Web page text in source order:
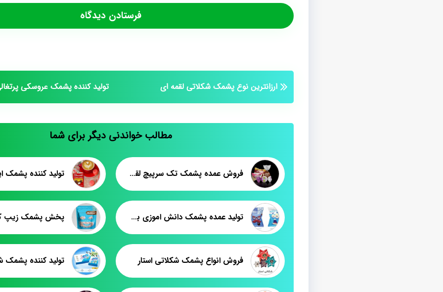
ارزانترین نوع پشمک شکلاتی لقمه ای تولید کننده پشمک عروسکی
مطالب خواندنی دیگر برای شما
فروش عمده پشمک تک سرپیچ لقمه کیلویی تولید کننده پشمک
تولید عمده پشمک دانش اموزی بستنی زمستانی پخش پشمک زیپ
فروش انواع پشمک شکلاتی استار تولید کننده پشمک